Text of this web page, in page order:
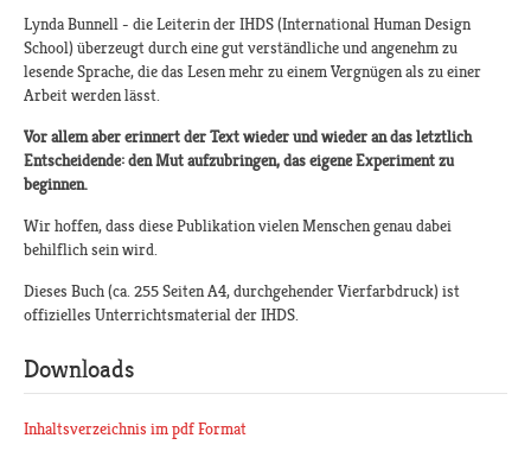
Lynda Bunnell - die Leiterin der IHDS (International Human Design
School) überzeugt durch eine gut verständliche und angenehm zu
lesende Sprache, die das Lesen mehr zu einem Vergnügen als zu einer
Arbeit werden lässt.
Vor allem aber erinnert der Text wieder und wieder an das letztlich
Entscheidende: den Mut aufzubringen, das eigene Experiment zu
beginnen.
Wir hoffen, dass diese Publikation vielen Menschen genau dabei
behilflich sein wird.
Dieses Buch (ca. 255 Seiten A4, durchgehender Vierfarbdruck) ist
offizielles Unterrichtsmaterial der IHDS.
Downloads
Inhaltsverzeichnis im pdf Format